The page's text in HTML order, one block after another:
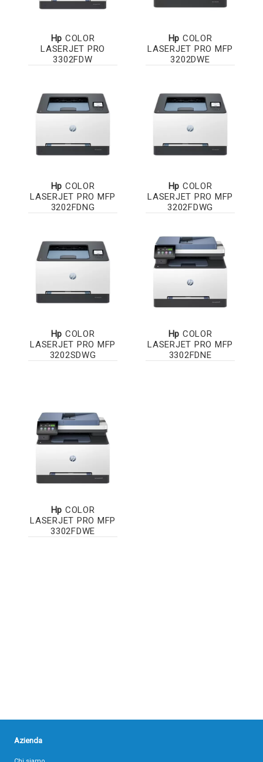
Hp COLOR
LASERJET PRO
3302FDW
Hp COLOR
LASERJET PRO MFP
3202DWE
Hp COLOR
LASERJET PRO MFP
3202FDNG
Hp COLOR
LASERJET PRO MFP
3202FDWG
Hp COLOR
LASERJET PRO MFP
3202SDWG
Hp COLOR
LASERJET PRO MFP
3302FDNE
Hp COLOR
LASERJET PRO MFP
3302FDWE
Azienda